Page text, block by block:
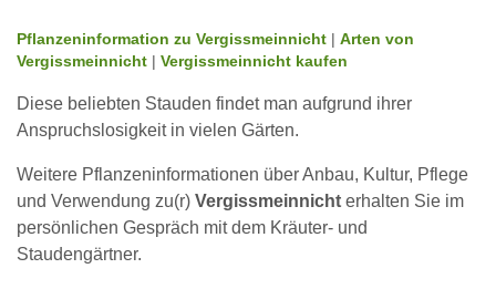
Pflanzeninformation zu Vergissmeinnicht
Arten von
Vergissmeinnicht
Vergissmeinnicht kaufen
Diese beliebten Stauden findet man aufgrund ihrer
Anspruchslosigkeit in vielen Gärten.
Weitere Pflanzeninformationen über Anbau, Kultur, Pflege
und Verwendung zu(r) Vergissmeinnicht erhalten Sie im
persönlichen Gespräch mit dem Kräuter- und
Staudengärtner.